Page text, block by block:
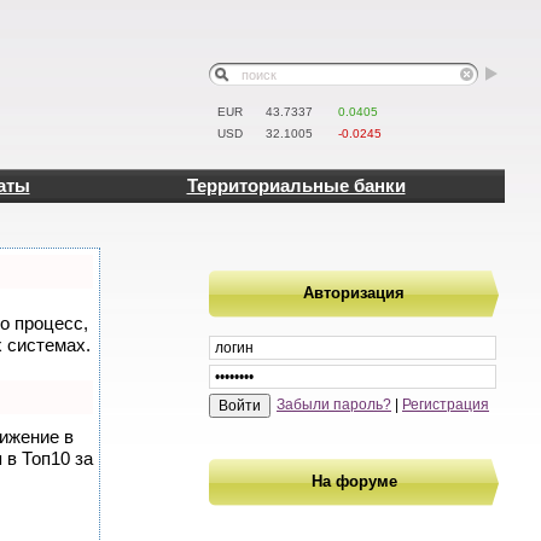
EUR 43.7337
0.0405
USD
32.1005 -0.0245
Территориальные банки
Авторизация
Забыли пароль? Регистрация
На форуме
процесс,
системах.
в
Топ10 за